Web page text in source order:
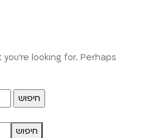
looking for. Perhaps
חיפוש